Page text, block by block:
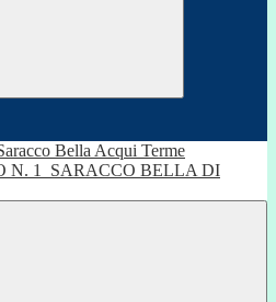
N. 1
SARACCO BELLA DI